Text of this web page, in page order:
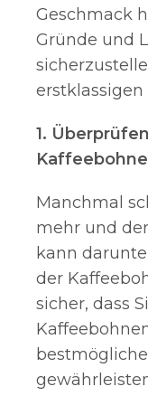
Geschmack
Gründe und
1.
Manchmal
mehr und
kann
der
sicher, dass